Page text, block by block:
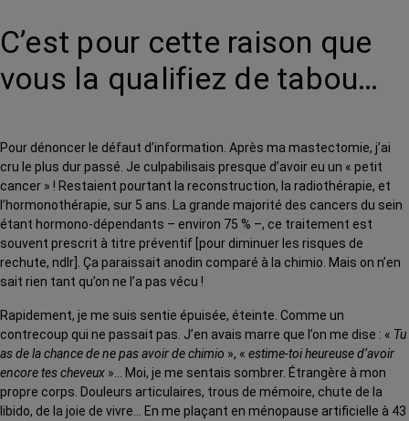
C’est pour cette raison que
vous la qualifiez de tabou…
Pour dénoncer le défaut d’information. Après ma mastectomie, j’ai
cru le plus dur passé. Je culpabilisais presque d’avoir eu un « petit
cancer » ! Restaient pourtant la reconstruction, la radiothérapie, et
l’hormonothérapie, sur 5 ans. La grande majorité des cancers du sein
étant hormono-dépendants – environ 75 % –, ce traitement est
souvent prescrit à titre préventif [pour diminuer les risques de
rechute, ndlr]. Ça paraissait anodin comparé à la chimio. Mais on n’en
sait rien tant qu’on ne l’a pas vécu !
Rapidement, je me suis sentie épuisée, éteinte. Comme un
contrecoup qui ne passait pas. J’en avais marre que l’on me dise : « Tu
as de la chance de ne pas avoir de chimio », « estime-toi heureuse d’avoir
encore tes cheveux »… Moi, je me sentais sombrer. Étrangère à mon
propre corps. Douleurs articulaires, trous de mémoire, chute de la
libido, de la joie de vivre… En me plaçant en ménopause artificielle à 43